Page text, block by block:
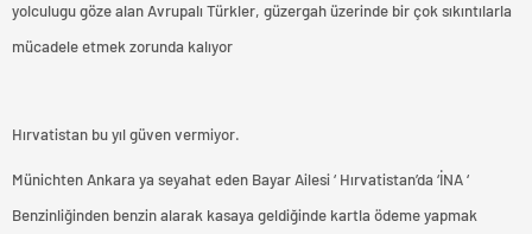
yolculugu göze alan Avrupalı Türkler, güzergah üzerinde bir çok sıkıntılarla
mücadele etmek zorunda kalıyor
Hırvatistan bu yıl güven vermiyor.
Münichten Ankara ya seyahat eden Bayar Ailesi ‘ Hırvatistan’da ‘İNA ‘
Benzinliğinden benzin alarak kasaya geldiğinde kartla ödeme yapmak